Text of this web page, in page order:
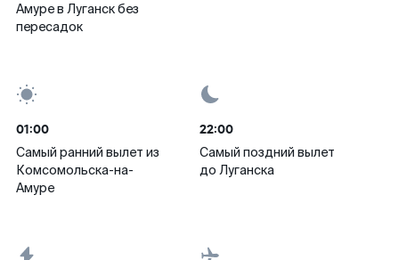
Амуре в Луганск без
пересадок
01:00
Самый ранний вылет из
Комсомольска-на-
Амуре
22:00
Самый поздний вылет
до Луганска